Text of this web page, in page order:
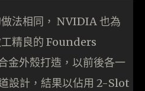
法相同， NVIDIA 也為
精良的 Founders
外殼打造，以前後各一
設計，結果以佔用 2-Slot